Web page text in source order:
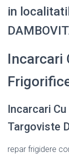
in
Incarcari
Incarcari
Targoviste
repar frigidere